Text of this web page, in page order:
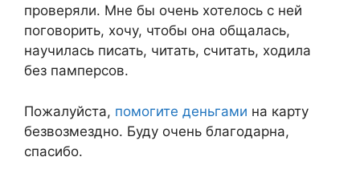
проверяли. Мне бы очень хотелось с ней
поговорить, хочу, чтобы она общалась,
научилась писать, читать, считать, ходила
без памперсов.
Пожалуйста, помогите деньгами на карту
безвозмездно. Буду очень благодарна,
спасибо.